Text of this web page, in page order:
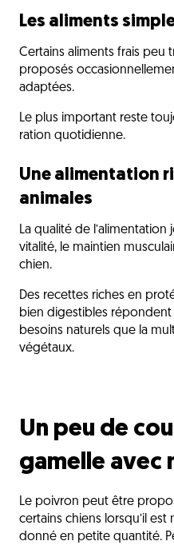
Les aliments
Certains aliments frais peu
proposés
adaptées.
Le plus important reste
ration quotidienne.
Une alimentation
animales
La qualité de
vitalité, le maintien
chien.
Des recettes riches en
bien digestibles
besoins naturels que la
végétaux.
Un peu de
gamelle avec
Le poivron peut être
certains chiens lorsqu’il
donné en petite quantité.